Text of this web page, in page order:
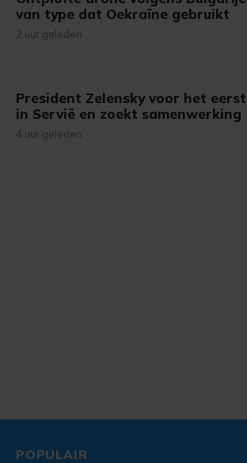
van type dat Oekraïne gebruikt
2 uur geleden
President Zelensky voor het eerst
in Servië en zoekt samenwerking
4 uur geleden
POPULAIR